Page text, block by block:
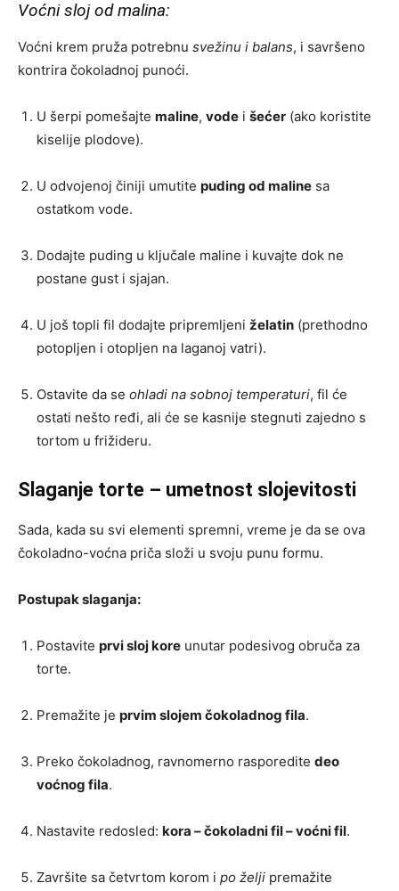
Voćni sloj od malina:
Voćni krem pruža potrebnu svežinu i balans, i savršeno
kontrira čokoladnoj punoći.
U šerpi pomešajte maline, vode i šećer (ako koristite
kiselije plodove).
U odvojenoj činiji umutite puding od maline sa
ostatkom vode.
Dodajte puding u ključale maline i kuvajte dok ne
postane gust i sjajan.
U još topli fil dodajte pripremljeni želatin (prethodno
potopljen i otopljen na laganoj vatri).
Ostavite da se ohladi na sobnoj temperaturi, fil će
ostati nešto ređi, ali će se kasnije stegnuti zajedno s
tortom u frižideru.
Slaganje torte – umetnost slojevitosti
Sada, kada su svi elementi spremni, vreme je da se ova
čokoladno-voćna priča složi u svoju punu formu.
Postupak slaganja:
Postavite prvi sloj kore unutar podesivog obruča za
torte.
Premažite je prvim slojem čokoladnog fila.
Preko čokoladnog, ravnomerno rasporedite deo
voćnog fila.
Nastavite redosled: kora – čokoladni fil – voćni fil.
Završite sa četvrtom korom i po želji premažite